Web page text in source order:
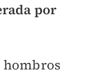
por
hombros